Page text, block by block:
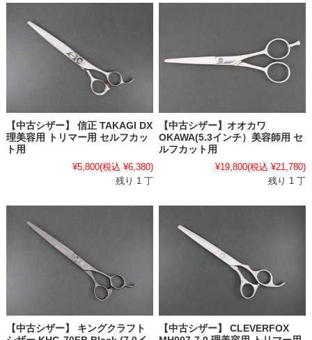
【中古シザー】 信正 TAKAGI DX
理美容用 トリマー用 セルフカッ
ト用
¥5,800(税込 ¥6,380)
残り 1 丁
【中古シザー】オオカワ
OKAWA(5.3インチ）美容師用 セ
ルフカット用
¥19,800(税込 ¥21,780)
残り 1 丁
【中古シザー】 キングクラフト
【中古シザー】 CLEVERFOX